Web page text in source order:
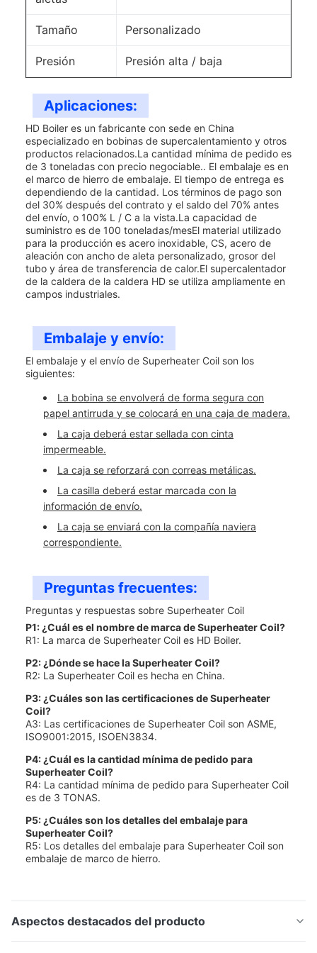
Tamaño Personalizado
Presión Presión alta / baja
Aplicaciones:
HD Boiler es un fabricante con sede en China
especializado en bobinas de supercalentamiento y otros
productos relacionados.La cantidad mínima de pedido es
de 3 toneladas con precio negociable.. El embalaje es en
el marco de hierro de embalaje. El tiempo de entrega es
dependiendo de la cantidad. Los términos de pago son
del 30% después del contrato y el saldo del 70% antes
del envío, o 100% L / C a la vista.La capacidad de
suministro es de 100 toneladas/mesEl material utilizado
para la producción es acero inoxidable, CS, acero de
aleación con ancho de aleta personalizado, grosor del
tubo y área de transferencia de calor.El supercalentador
de la caldera de la caldera HD se utiliza ampliamente en
campos industriales.
Embalaje y envío:
El embalaje y el envío de Superheater Coil son los
siguientes:
La bobina se envolverá de forma segura con
papel antirruda y se colocará en una caja de madera.
La caja deberá estar sellada con cinta
impermeable.
La caja se reforzará con correas metálicas.
La casilla deberá estar marcada con la
información de envío.
La caja se enviará con la compañía naviera
correspondiente.
Preguntas frecuentes:
Preguntas y respuestas sobre Superheater Coil
P1: ¿Cuál es el nombre de marca de Superheater Coil?
R1: La marca de Superheater Coil es HD Boiler.
P2: ¿Dónde se hace la Superheater Coil?
R2: La Superheater Coil es hecha en China.
P3: ¿Cuáles son las certificaciones de Superheater
Coil?
A3: Las certificaciones de Superheater Coil son ASME,
ISO9001:2015, ISOEN3834.
P4: ¿Cuál es la cantidad mínima de pedido para
Superheater Coil?
R4: La cantidad mínima de pedido para Superheater Coil
es de 3 TONAS.
P5: ¿Cuáles son los detalles del embalaje para
Superheater Coil?
R5: Los detalles del embalaje para Superheater Coil son
embalaje de marco de hierro.
Aspectos destacados del producto